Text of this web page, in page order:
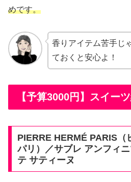
めです。
香りアイテム苦手じ
ておくと安心よ！
【予算3000円】スイー
PIERRE HERMÉ PARIS（
パリ）／サブレ アンフィ
テ サティーヌ